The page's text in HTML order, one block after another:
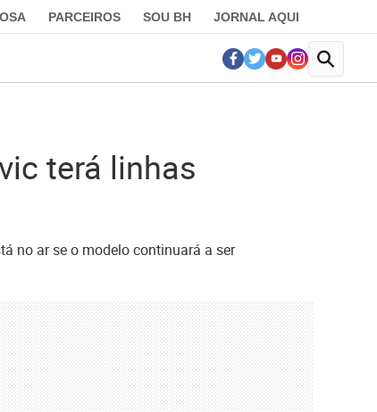
PARCEIROS SOU BH JORNAL AQUI
terá linhas
no ar se o modelo continuará a ser